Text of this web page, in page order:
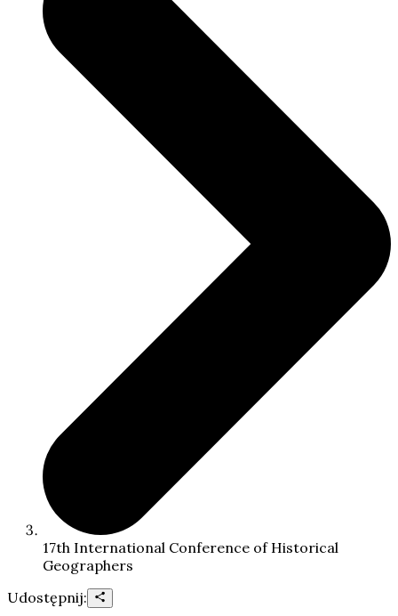
17th International Conference of Historical
Geographers
Udostępnij: